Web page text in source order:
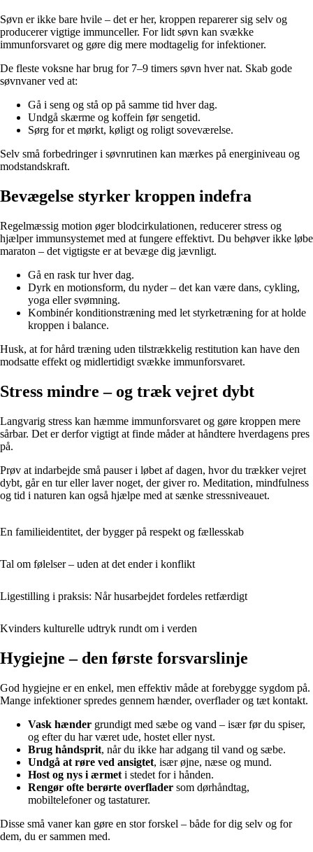
Søvn er ikke bare hvile – det er her, kroppen reparerer sig selv og
producerer vigtige immunceller. For lidt søvn kan svække
immunforsvaret og gøre dig mere modtagelig for infektioner.
De fleste voksne har brug for 7–9 timers søvn hver nat. Skab gode
søvnvaner ved at:
Gå i seng og stå op på samme tid hver dag.
Undgå skærme og koffein før sengetid.
Sørg for et mørkt, køligt og roligt soveværelse.
Selv små forbedringer i søvnrutinen kan mærkes på energiniveau og
modstandskraft.
Bevægelse styrker kroppen indefra
Regelmæssig motion øger blodcirkulationen, reducerer stress og
hjælper immunsystemet med at fungere effektivt. Du behøver ikke løbe
maraton – det vigtigste er at bevæge dig jævnligt.
Gå en rask tur hver dag.
Dyrk en motionsform, du nyder – det kan være dans, cykling,
yoga eller svømning.
Kombinér konditionstræning med let styrketræning for at holde
kroppen i balance.
Husk, at for hård træning uden tilstrækkelig restitution kan have den
modsatte effekt og midlertidigt svække immunforsvaret.
Stress mindre – og træk vejret dybt
Langvarig stress kan hæmme immunforsvaret og gøre kroppen mere
sårbar. Det er derfor vigtigt at finde måder at håndtere hverdagens pres
på.
Prøv at indarbejde små pauser i løbet af dagen, hvor du trækker vejret
dybt, går en tur eller laver noget, der giver ro. Meditation, mindfulness
og tid i naturen kan også hjælpe med at sænke stressniveauet.
En familieidentitet, der bygger på respekt og fællesskab
Tal om følelser – uden at det ender i konflikt
Ligestilling i praksis: Når husarbejdet fordeles retfærdigt
Kvinders kulturelle udtryk rundt om i verden
Hygiejne – den første forsvarslinje
God hygiejne er en enkel, men effektiv måde at forebygge sygdom på.
Mange infektioner spredes gennem hænder, overflader og tæt kontakt.
Vask hænder grundigt med sæbe og vand – især før du spiser,
og efter du har været ude, hostet eller nyst.
Brug håndsprit, når du ikke har adgang til vand og sæbe.
Undgå at røre ved ansigtet, især øjne, næse og mund.
Host og nys i ærmet i stedet for i hånden.
Rengør ofte berørte overflader som dørhåndtag,
mobiltelefoner og tastaturer.
Disse små vaner kan gøre en stor forskel – både for dig selv og for
dem, du er sammen med.